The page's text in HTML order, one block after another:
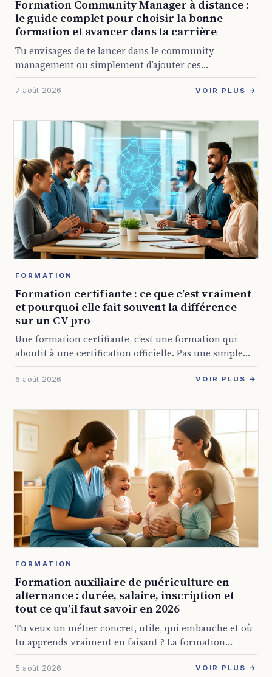
Formation Community Manager à distance :
le guide complet pour choisir la bonne
formation et avancer dans ta carrière
Tu envisages de te lancer dans le community
management ou simplement d’ajouter ces
compétences à ton profil ? Avec la présence digitale
devenue obligatoire pour presque toutes les
7 août 2026 VOIR PLUS →
FORMATION
Formation certifiante : ce que c’est vraiment
et pourquoi elle fait souvent la différence
sur un CV pro
Une formation certifiante, c’est une formation qui
aboutit à une certification officielle. Pas une simple
attestation de présence, mais un titre reconnu par
l’État ou par les branches professionnelles, et ...
6 août 2026 VOIR PLUS →
FORMATION
Formation auxiliaire de puériculture en
alternance : durée, salaire, inscription et
tout ce qu’il faut savoir en 2026
Tu veux un métier concret, utile, qui embauche et où
tu apprends vraiment en faisant ? La formation
auxiliaire de puériculture en alternance coche
beaucoup de cases pour pas mal ...
5 août 2026 VOIR PLUS →